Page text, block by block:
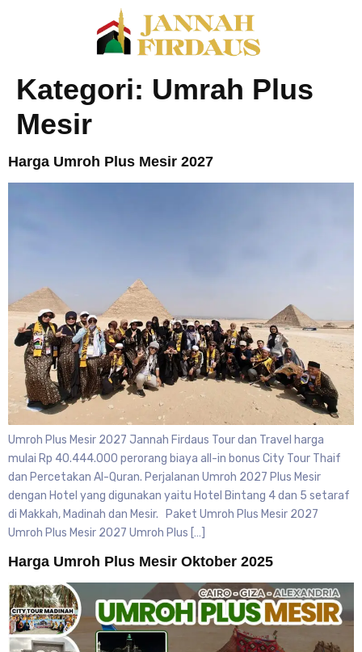
Kategori: Umrah Plus
Mesir
Harga Umroh Plus Mesir 2027
Umroh Plus Mesir 2027 Jannah Firdaus Tour dan Travel harga
mulai Rp 40.444.000 perorang biaya all-in bonus City Tour Thaif
dan Percetakan Al-Quran. Perjalanan Umroh 2027 Plus Mesir
dengan Hotel yang digunakan yaitu Hotel Bintang 4 dan 5 setaraf
di Makkah, Madinah dan Mesir. Paket Umroh Plus Mesir 2027
Umroh Plus Mesir 2027 Umroh Plus […]
Harga Umroh Plus Mesir Oktober 2025